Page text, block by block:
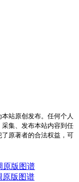
站原创发布。任何个人
集、发布本站内容到任
原著者的合法权益，可
原版图谱
原版图谱